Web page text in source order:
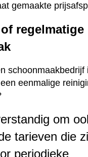
gemaakte
regelmatige
schoonmaakbedrijf
eenmalige
om
tarieven die
periodieke